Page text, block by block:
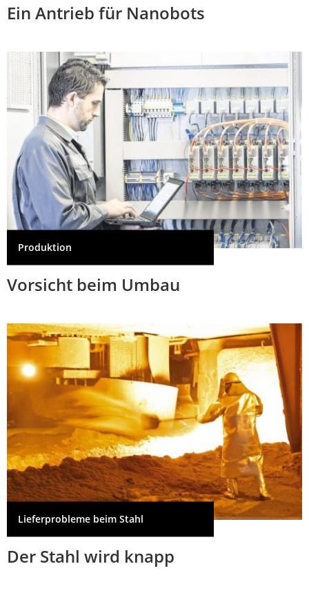
Ein Antrieb für Nanobots
Produktion
Vorsicht beim Umbau
Lieferprobleme beim Stahl
Der Stahl wird knapp